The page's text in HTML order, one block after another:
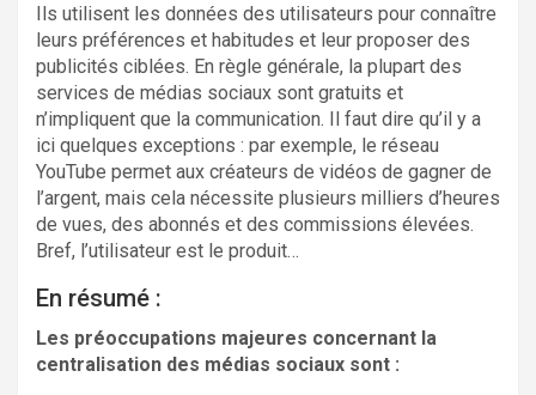
Ils utilisent les données des utilisateurs pour connaître
leurs préférences et habitudes et leur proposer des
publicités ciblées. En règle générale, la plupart des
services de médias sociaux sont gratuits et
n’impliquent que la communication. Il faut dire qu’il y a
ici quelques exceptions : par exemple, le réseau
YouTube permet aux créateurs de vidéos de gagner de
l’argent, mais cela nécessite plusieurs milliers d’heures
de vues, des abonnés et des commissions élevées.
Bref, l’utilisateur est le produit…
En résumé :
Les préoccupations majeures concernant la
centralisation des médias sociaux sont :